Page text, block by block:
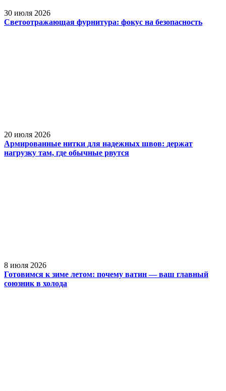
30 июля 2026
Светоотражающая фурнитура: фокус на безопасность
20 июля 2026
Армированные нитки для надежных швов: держат
нагрузку там, где обычные рвутся
8 июля 2026
Готовимся к зиме летом: почему ватин — ваш главный
союзник в холода